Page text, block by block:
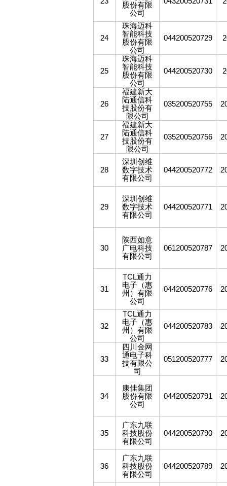
股份有限
公司
24
珠海迈科
智能科技
股份有限
公司
044200520729
25
珠海迈科
智能科技
股份有限
公司
044200520730
26
福建新大
陆通信科
技股份有
限公司
035200520755
27
福建新大
陆通信科
技股份有
限公司
035200520756
28
深圳创维
数字技术
有限公司
044200520772
29
深圳创维
数字技术
有限公司
044200520771
30
陕西如意
广电科技
有限公司
061200520787
31
TCL通力
电子（惠
州）有限
公司
044200520776
32
TCL通力
电子（惠
州）有限
公司
044200520783
33
四川金网
通电子科
技有限公
司
051200520777
34
康佳集团
股份有限
公司
044200520791
35
广东九联
科技股份
有限公司
044200520790
36
广东九联
科技股份
有限公司
044200520789